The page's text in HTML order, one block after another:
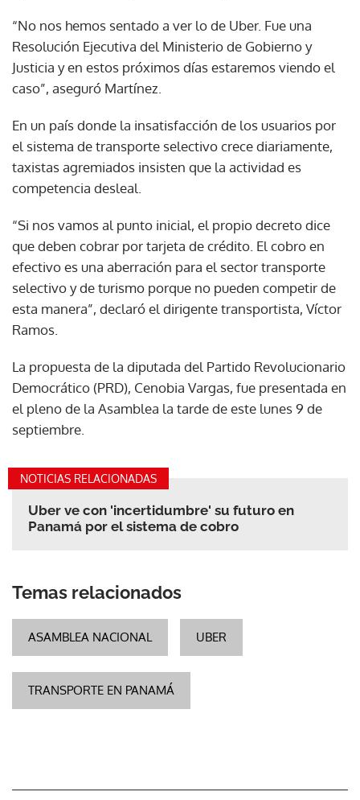
“No nos hemos sentado a ver lo de Uber. Fue una
Resolución Ejecutiva del Ministerio de Gobierno y
Justicia y en estos próximos días estaremos viendo el
caso”, aseguró Martínez.
En un país donde la insatisfacción de los usuarios por
el sistema de transporte selectivo crece diariamente,
taxistas agremiados insisten que la actividad es
competencia desleal.
“Si nos vamos al punto inicial, el propio decreto dice
que deben cobrar por tarjeta de crédito. El cobro en
efectivo es una aberración para el sector transporte
selectivo y de turismo porque no pueden competir de
esta manera”, declaró el dirigente transportista, Víctor
Ramos.
La propuesta de la diputada del Partido Revolucionario
Democrático (PRD), Cenobia Vargas, fue presentada en
el pleno de la Asamblea la tarde de este lunes 9 de
septiembre.
NOTICIAS RELACIONADAS
Uber ve con 'incertidumbre' su futuro en
Panamá por el sistema de cobro
Temas relacionados
ASAMBLEA NACIONAL UBER
TRANSPORTE EN PANAMÁ